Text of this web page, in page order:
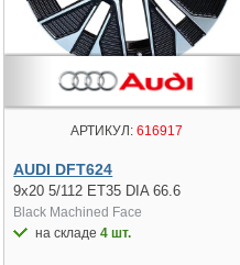
АРТИКУЛ: 616917
AUDI DFT624
9x20 5/112 ET35 DIA 66.6
Black Machined Face
на складе4 шт.